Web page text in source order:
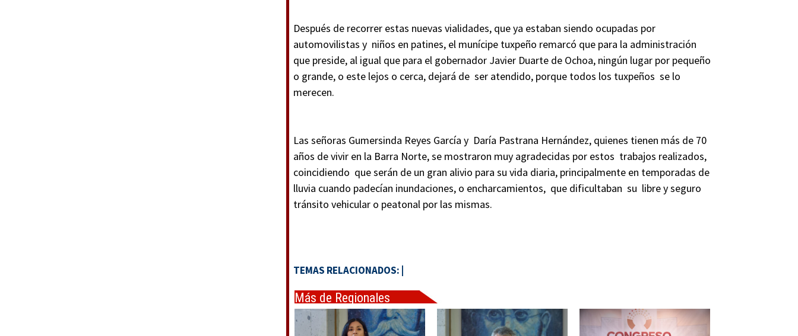
Después de recorrer estas nuevas vialidades, que ya estaban siendo ocupadas por
automovilistas y niños en patines, el munícipe tuxpeño remarcó que para la administración
que preside, al igual que para el gobernador Javier Duarte de Ochoa, ningún lugar por pequeño
o grande, o este lejos o cerca, dejará de ser atendido, porque todos los tuxpeños se lo
merecen.
Las señoras Gumersinda Reyes García y Daría Pastrana Hernández, quienes tienen más de 70
años de vivir en la Barra Norte, se mostraron muy agradecidas por estos trabajos realizados,
coincidiendo que serán de un gran alivio para su vida diaria, principalmente en temporadas de
lluvia cuando padecían inundaciones, o encharcamientos, que dificultaban su libre y seguro
tránsito vehicular o peatonal por las mismas.
TEMAS RELACIONADOS:
Más de Regionales